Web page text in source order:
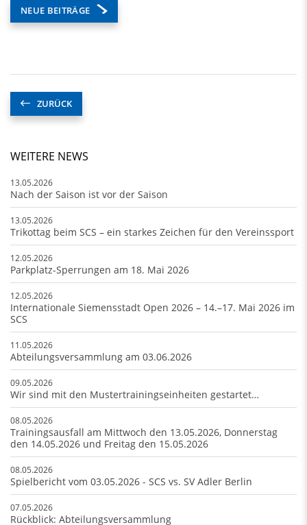
NEUE BEITRÄGE
ZURÜCK
WEITERE NEWS
13.05.2026
Nach der Saison ist vor der Saison
13.05.2026
Trikottag beim SCS – ein starkes Zeichen für den Vereinssport
12.05.2026
Parkplatz-Sperrungen am 18. Mai 2026
12.05.2026
Internationale Siemensstadt Open 2026 – 14.–17. Mai 2026 im
SCS
11.05.2026
Abteilungsversammlung am 03.06.2026
09.05.2026
Wir sind mit den Mustertrainingseinheiten gestartet…
08.05.2026
Trainingsausfall am Mittwoch den 13.05.2026, Donnerstag
den 14.05.2026 und Freitag den 15.05.2026
08.05.2026
Spielbericht vom 03.05.2026 - SCS vs. SV Adler Berlin
07.05.2026
Rückblick: Abteilungsversammlung